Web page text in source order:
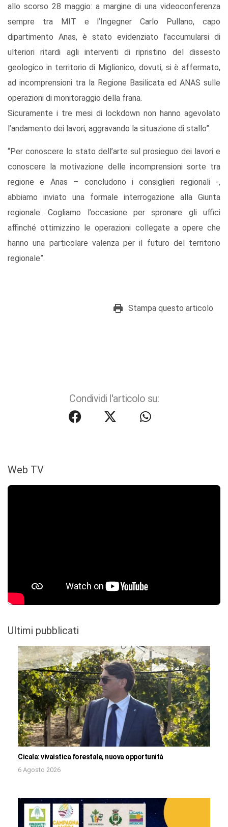
allo scorso 28 maggio: a margine di una videoconferenza
sempre tra MIT e l’Ingegner Carlo Pullano, capo
dipartimento Anas, è stato evidenziato l’accumularsi di
ulteriori ritardi agli interventi di ripristino del dissesto
geologico in territorio di Miglionico, dovuti, si è affermato,
ad incomprensioni tra la Regione Basilicata ed ANAS sulle
operazioni di monitoraggio della frana.
Sicuramente i tre mesi di lockdown non hanno agevolato
l’andamento dei lavori, aggravando la situazione di stallo”.
“Per conoscere lo stato dell’arte sul prosieguo dei lavori e
conoscere la motivazione delle incomprensioni sorte tra
regione e Anas – concludono i consiglieri regionali -,
abbiamo inviato una formale interrogazione alla Giunta
regionale. Cogliamo l’occasione per spronare gli uffici
affinché ottimizzino le operazioni collegate a opere che
hanno una particolare valenza per il futuro del territorio
regionale”.
Stampa questo articolo
Condividi l'articolo su:
Web TV
Ultimi pubblicati
Cicala: vivaistica forestale, nuova opportunità
6 Agosto 2026